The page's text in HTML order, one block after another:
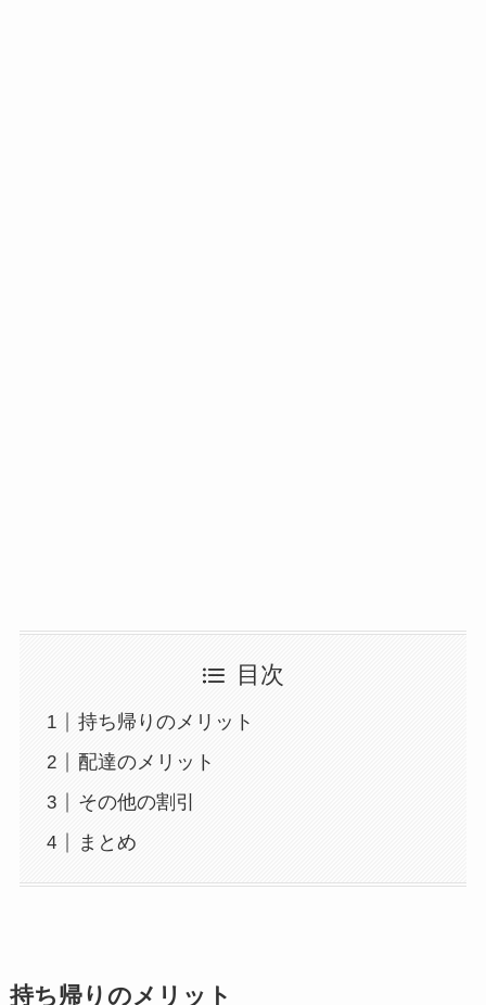
目次
持ち帰りのメリット
配達のメリット
その他の割引
まとめ
持ち帰りのメリット